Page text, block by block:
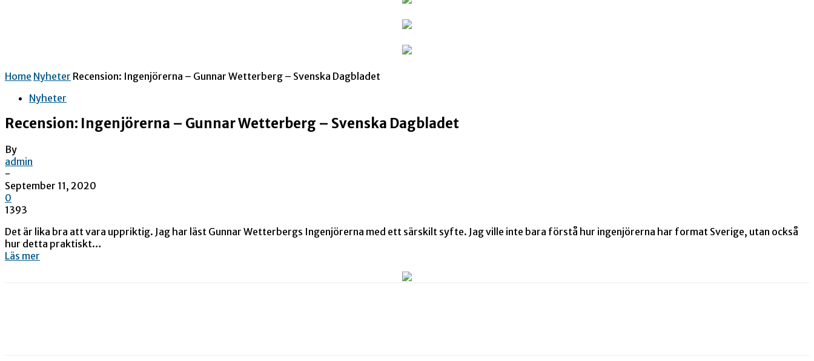
Home Nyheter Recension: Ingenjörerna – Gunnar Wetterberg – Svenska Dagbladet
Nyheter
Recension: Ingenjörerna – Gunnar Wetterberg – Svenska Dagbladet
By
admin
-
September 11, 2020
0
1393
Det är lika bra att vara uppriktig. Jag har läst Gunnar Wetterbergs Ingenjörerna med ett särskilt syfte. Jag ville inte bara förstå hur ingenjörerna har format Sverige, utan också
hur detta praktiskt…
Läs mer